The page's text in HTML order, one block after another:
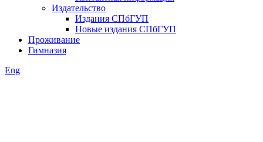
Издательство
Издания СПбГУП
Новые издания СПбГУП
Проживание
Гимназия
Eng